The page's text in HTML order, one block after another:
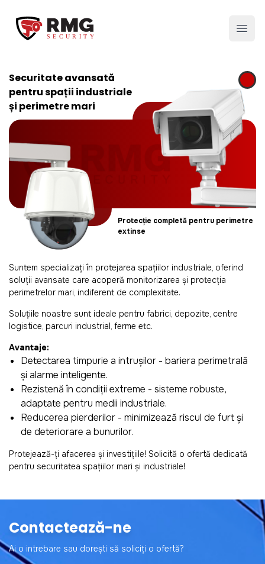
RMG Security
Securitate avansată
pentru spații industriale
și perimetre mari
Protecție completă pentru perimetre
extinse
Suntem specializați în protejarea spațiilor industriale, oferind
soluții avansate care acoperă monitorizarea și protecția
perimetrelor mari, indiferent de complexitate.
Soluțiile noastre sunt ideale pentru fabrici, depozite, centre
logistice, parcuri industrial, ferme etc.
Avantaje:
Detectarea timpurie a intrușilor - bariera perimetrală
și alarme inteligente.
Rezistență în condiții extreme - sisteme robuste,
adaptate pentru medii industriale.
Reducerea pierderilor - minimizează riscul de furt și
de deteriorare a bunurilor.
Protejează-ți afacerea și investițiile! Solicită o ofertă dedicată
pentru securitatea spațiilor mari și industriale!
Contactează-ne
Ai o intrebare sau dorești să soliciți o ofertă?